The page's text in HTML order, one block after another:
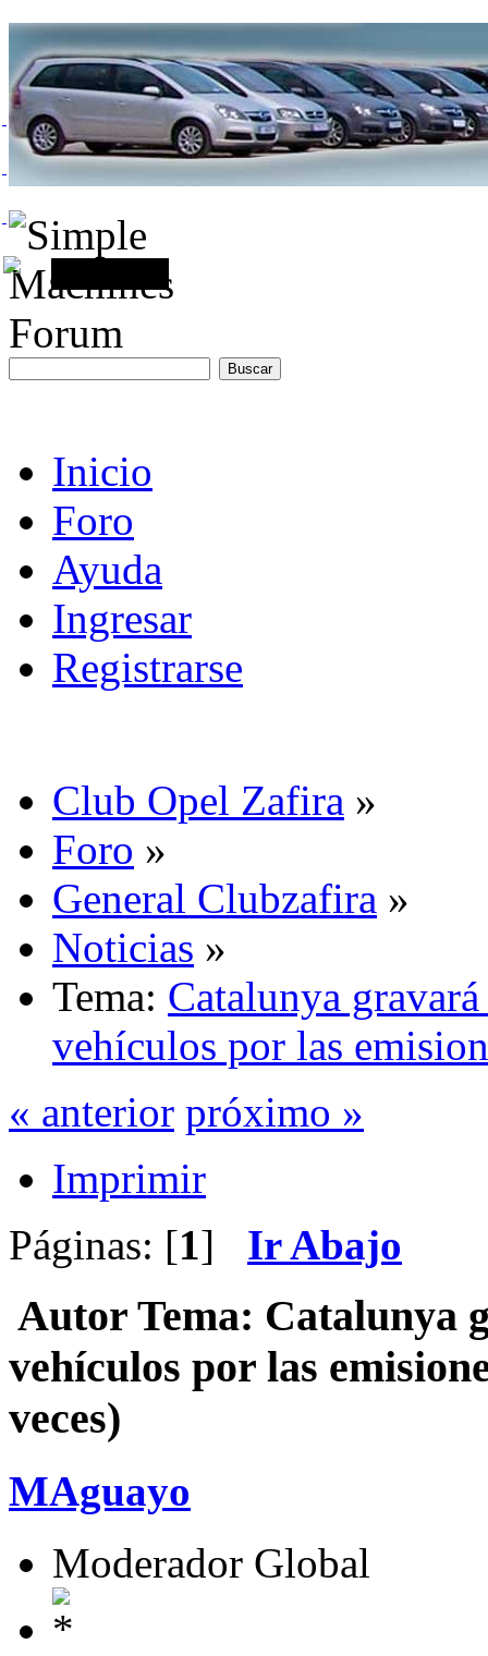
Inicio
Foro
Ayuda
Ingresar
Registrarse
Club Opel Zafira »
Foro »
General Clubzafira »
Noticias »
Tema: Catalunya
vehículos por las
« anterior próximo »
Imprimir
Páginas: [1] Ir Abajo
Autor Tema: Catalunya
vehículos por las
veces)
MAguayo
Moderador Global